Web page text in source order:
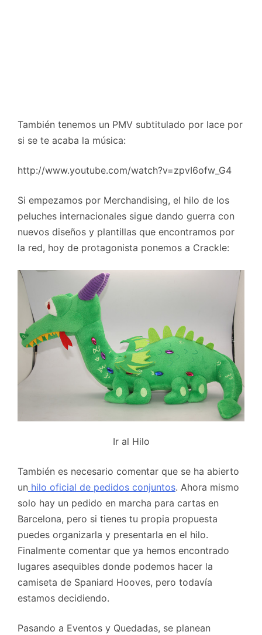
También tenemos un PMV subtitulado por lace por
si se te acaba la música:
http://www.youtube.com/watch?v=zpvI6ofw_G4
Si empezamos por Merchandising, el hilo de los
peluches internacionales sigue dando guerra con
nuevos diseños y plantillas que encontramos por
la red, hoy de protagonista ponemos a Crackle:
Ir al Hilo
También es necesario comentar que se ha abierto
un hilo oficial de pedidos conjuntos. Ahora mismo
solo hay un pedido en marcha para cartas en
Barcelona, pero si tienes tu propia propuesta
puedes organizarla y presentarla en el hilo.
Finalmente comentar que ya hemos encontrado
lugares asequibles donde podemos hacer la
camiseta de Spaniard Hooves, pero todavía
estamos decidiendo.
Pasando a Eventos y Quedadas, se planean